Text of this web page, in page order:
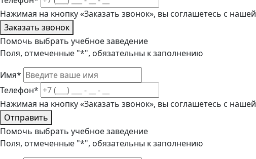
Нажимая на кнопку «Заказать звонок», вы соглашетесь с нашей
Заказать звонок
Помочь выбрать учебное заведение
Поля, отмеченные "*", обязательны к заполнению
Имя*
Телефон*
Нажимая на кнопку «Заказать звонок», вы соглашетесь с нашей
Отправить
Помочь выбрать учебное заведение
Поля, отмеченные "*", обязательны к заполнению